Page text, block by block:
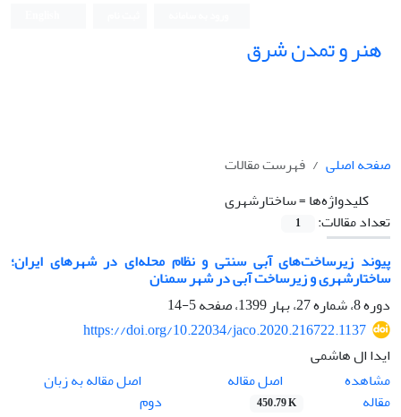
هنر و تمدن شرق
صفحه اصلی
فهرست مقالات
کلیدواژه‌ها =ساختارشهری
تعداد مقالات:
1
پیوند زیرساخت‌های آبی سنتی و نظام محله‌ای در شهرهای ایران؛
ساختارشهری و زیرساخت‌ آبی در شهر سمنان
دوره 8، شماره 27، بهار 1399، صفحه
5-14
https://doi.org/10.22034/jaco.2020.216722.1137
ایدا ال هاشمی
مشاهده
مقاله
اصل مقاله
450.79 K
اصل مقاله به زبان
دوم